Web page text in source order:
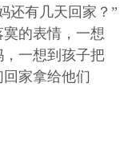
还有几天回家？”
的表情，一想
一想到孩子把
家拿给他们